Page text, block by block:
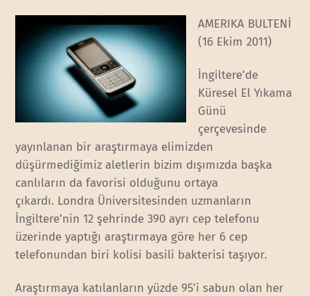
AMERIKA BULTENİ
(16 Ekim 2011)
İngiltere’de
Küresel El Yıkama
Günü
çerçevesinde
yayınlanan bir araştırmaya elimizden
düşürmediğimiz aletlerin bizim dışımızda başka
canlıların da favorisi olduğunu ortaya
çıkardı. Londra Üniversitesinden uzmanların
İngiltere’nin 12 şehrinde 390 ayrı cep telefonu
üzerinde yaptığı araştırmaya göre her 6 cep
telefonundan biri kolisi basili bakterisi taşıyor.
Araştırmaya katılanların yüzde 95’i sabun olan her